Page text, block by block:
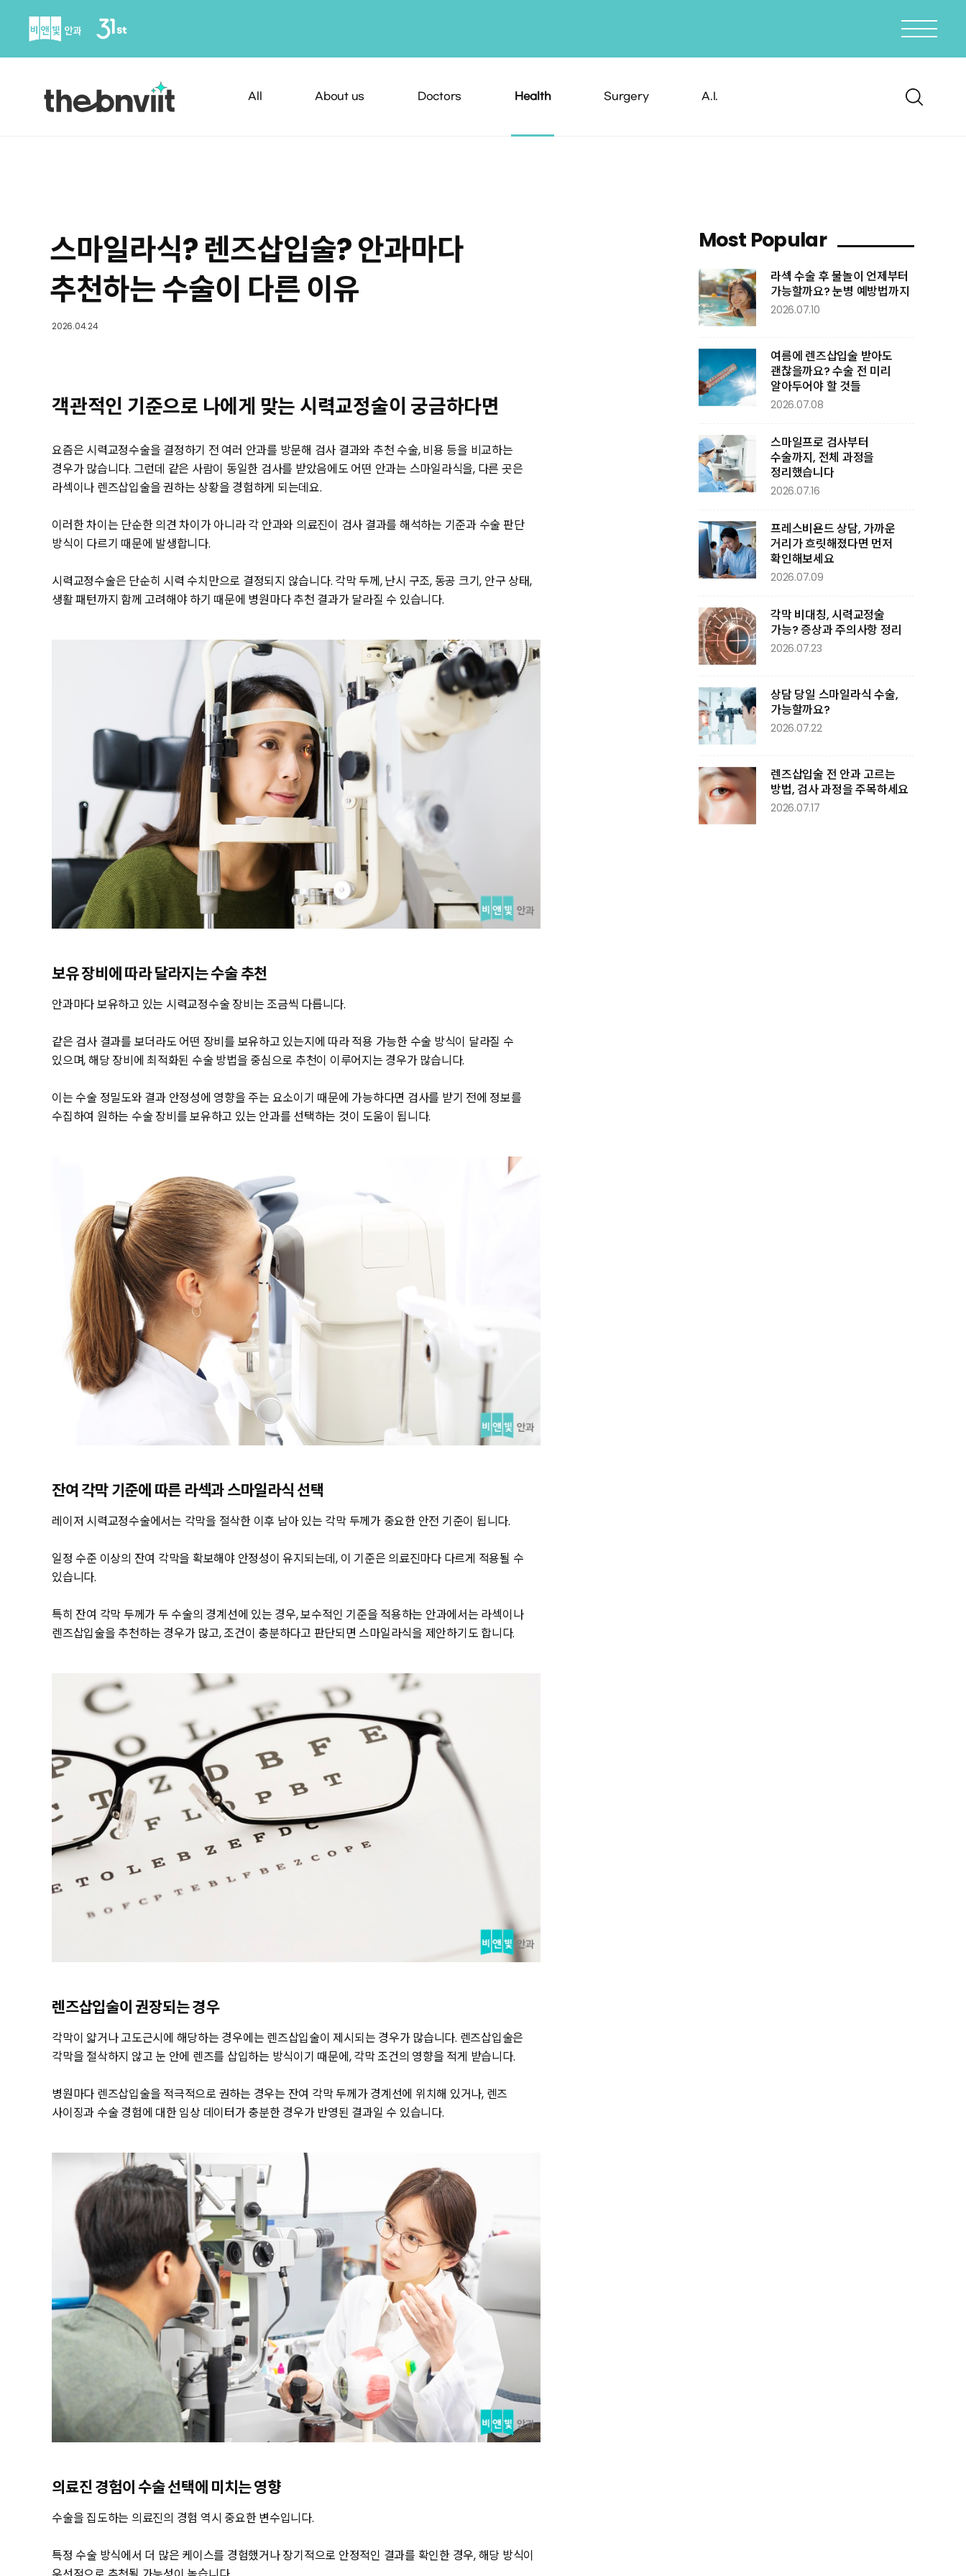
content
All About us Doctors Health Surgery A.I.
스마일라식? 렌즈삽입술? 안과마다
추천하는 수술이 다른 이유
2026.04.24
객관적인 기준으로 나에게 맞는 시력교정술이 궁금하다면
요즘은 시력교정수술을 결정하기 전 여러 안과를 방문해 검사 결과와 추천 수술, 비용 등을 비교하는
경우가 많습니다. 그런데 같은 사람이 동일한 검사를 받았음에도 어떤 안과는 스마일라식을, 다른 곳은
라섹이나 렌즈삽입술을 권하는 상황을 경험하게 되는데요.
이러한 차이는 단순한 의견 차이가 아니라 각 안과와 의료진이 검사 결과를 해석하는 기준과 수술 판단
방식이 다르기 때문에 발생합니다.
시력교정수술은 단순히 시력 수치만으로 결정되지 않습니다. 각막 두께, 난시 구조, 동공 크기, 안구 상태,
생활 패턴까지 함께 고려해야 하기 때문에 병원마다 추천 결과가 달라질 수 있습니다.
보유 장비에 따라 달라지는 수술 추천
안과마다 보유하고 있는 시력교정수술 장비는 조금씩 다릅니다.
같은 검사 결과를 보더라도 어떤 장비를 보유하고 있는지에 따라 적용 가능한 수술 방식이 달라질 수
있으며, 해당 장비에 최적화된 수술 방법을 중심으로 추천이 이루어지는 경우가 많습니다.
이는 수술 정밀도와 결과 안정성에 영향을 주는 요소이기 때문에 가능하다면 검사를 받기 전에 정보를
수집하여 원하는 수술 장비를 보유하고 있는 안과를 선택하는 것이 도움이 됩니다.
잔여 각막 기준에 따른 라섹과 스마일라식 선택
레이저 시력교정수술에서는 각막을 절삭한 이후 남아 있는 각막 두께가 중요한 안전 기준이 됩니다.
일정 수준 이상의 잔여 각막을 확보해야 안정성이 유지되는데, 이 기준은 의료진마다 다르게 적용될 수
있습니다.
특히 잔여 각막 두께가 두 수술의 경계선에 있는 경우, 보수적인 기준을 적용하는 안과에서는 라섹이나
렌즈삽입술을 추천하는 경우가 많고, 조건이 충분하다고 판단되면 스마일라식을 제안하기도 합니다.
렌즈삽입술이 권장되는 경우
각막이 얇거나 고도근시에 해당하는 경우에는 렌즈삽입술이 제시되는 경우가 많습니다. 렌즈삽입술은
각막을 절삭하지 않고 눈 안에 렌즈를 삽입하는 방식이기 때문에, 각막 조건의 영향을 적게 받습니다.
병원마다 렌즈삽입술을 적극적으로 권하는 경우는 잔여 각막 두께가 경계선에 위치해 있거나, 렌즈
사이징과 수술 경험에 대한 임상 데이터가 충분한 경우가 반영된 결과일 수 있습니다.
의료진 경험이 수술 선택에 미치는 영향
수술을 집도하는 의료진의 경험 역시 중요한 변수입니다.
특정 수술 방식에서 더 많은 케이스를 경험했거나 장기적으로 안정적인 결과를 확인한 경우, 해당 방식이
Most Popular
라섹 수술 후 물놀이 언제부터
가능할까요? 눈병 예방법까지
2026.07.10
여름에 렌즈삽입술 받아도
괜찮을까요? 수술 전 미리
알아두어야 할 것들
2026.07.08
스마일프로 검사부터
수술까지, 전체 과정을
정리했습니다
2026.07.16
프레스비욘드 상담, 가까운
거리가 흐릿해졌다면 먼저
확인해보세요
2026.07.09
각막 비대칭, 시력교정술
가능? 증상과 주의사항 정리
2026.07.23
상담 당일 스마일라식 수술,
가능할까요?
2026.07.22
렌즈삽입술 전 안과 고르는
방법, 검사 과정을 주목하세요
2026.07.17